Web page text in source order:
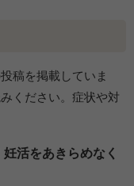
稿を掲載していま
ください。症状や対
活をあきらめなく